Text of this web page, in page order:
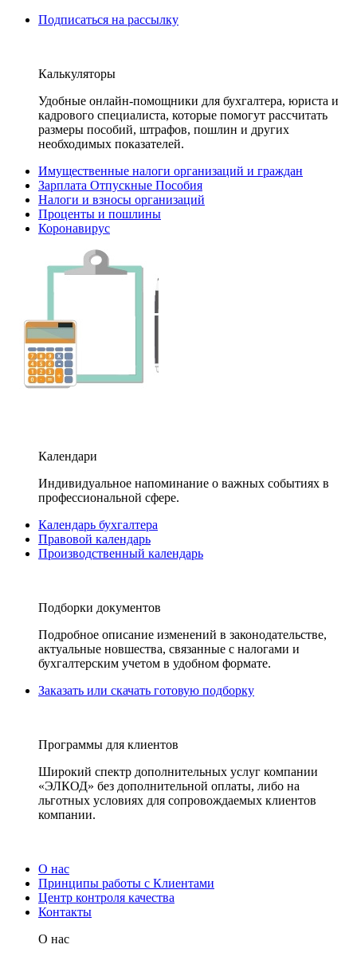
Подписаться на рассылку
Калькуляторы
Удобные онлайн-помощники для бухгалтера, юриста и
кадрового специалиста, которые помогут рассчитать
размеры пособий, штрафов, пошлин и других
необходимых показателей.
Имущественные налоги организаций и граждан
Зарплата Отпускные Пособия
Налоги и взносы организаций
Проценты и пошлины
Коронавирус
Календари
Индивидуальное напоминание о важных событиях в
профессиональной сфере.
Календарь бухгалтера
Правовой календарь
Производственный календарь
Подборки документов
Подробное описание изменений в законодательстве,
актуальные новшества, связанные с налогами и
бухгалтерским учетом в удобном формате.
Заказать или скачать готовую подборку
Программы для клиентов
Широкий спектр дополнительных услуг компании
«ЭЛКОД» без дополнительной оплаты, либо на
льготных условиях для сопровождаемых клиентов
компании.
О нас
Принципы работы с Клиентами
Центр контроля качества
Контакты
О нас